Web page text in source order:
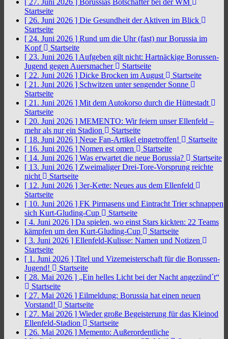
[ 27. Juni 2026 ] Borussias Botschafter bei der WM
Startseite
[ 26. Juni 2026 ] Die Gesundheit der Aktiven im Blick
Startseite
[ 24. Juni 2026 ] Rund um die Uhr (fast) nur Borussia im
Kopf
Startseite
[ 23. Juni 2026 ] Aufgeben gilt nicht: Hartnäckige Borussen-
Jugend gegen Auersmacher
Startseite
[ 22. Juni 2026 ] Dicke Brocken im August
Startseite
[ 21. Juni 2026 ] Schwitzen unter sengender Sonne
Startseite
[ 21. Juni 2026 ] Mit dem Autokorso durch die Hüttestadt
Startseite
[ 20. Juni 2026 ] MEMENTO: Wir feiern unser Ellenfeld –
mehr als nur ein Stadion
Startseite
[ 18. Juni 2026 ] Neue Fan-Artikel eingetroffen!
Startseite
[ 16. Juni 2026 ] Nomen est omen
Startseite
[ 14. Juni 2026 ] Was erwartet die neue Borussia?
Startseite
[ 13. Juni 2026 ] Zweimaliger Drei-Tore-Vorsprung reichte
nicht
Startseite
[ 12. Juni 2026 ] 3er-Kette: Neues aus dem Ellenfeld
Startseite
[ 10. Juni 2026 ] FK Pirmasens und Eintracht Trier schnappen
sich Kurt-Gluding-Cup
Startseite
[ 4. Juni 2026 ] Da spielen, wo einst Stars kickten: 22 Teams
kämpfen um den Kurt-Gluding-Cup
Startseite
[ 3. Juni 2026 ] Ellenfeld-Kulisse: Namen und Notizen
Startseite
[ 1. Juni 2026 ] Titel und Vizemeisterschaft für die Borussen-
Jugend!
Startseite
[ 28. Mai 2026 ] „Ein helles Licht bei der Nacht angezünd´t“
Startseite
[ 27. Mai 2026 ] Eilmeldung: Borussia hat einen neuen
Vorstand!
Startseite
[ 27. Mai 2026 ] Wieder große Begeisterung für das Kleinod
Ellenfeld-Stadion
Startseite
[ 26. Mai 2026 ] Memento: Außerordentliche